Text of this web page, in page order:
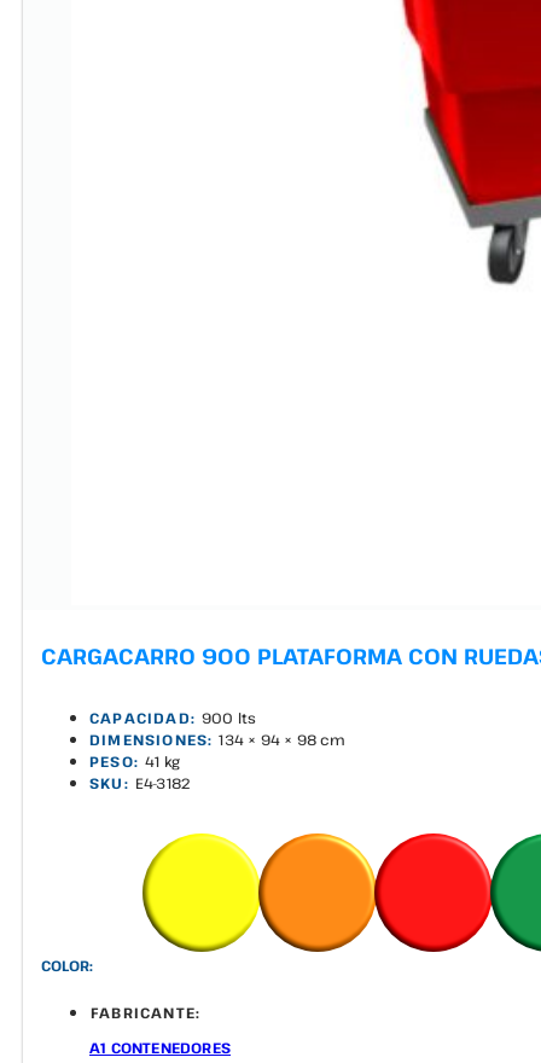
CARGACARRO 900 PLATAFORMA CON
CAPACIDAD: 900 lts
DIMENSIONES: 134 × 94 × 98 cm
PESO: 41 kg
SKU: E4-3182
COLOR:
FABRICANTE:
A1 CONTENEDORES